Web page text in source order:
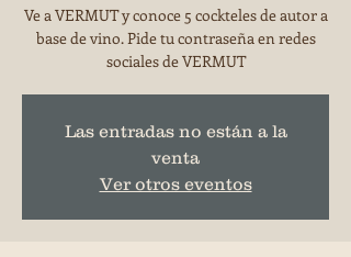
Ve a VERMUT y conoce 5 cockteles de autor a
base de vino. Pide tu contraseña en redes
sociales de VERMUT
Las entradas no están a la
venta
Ver otros eventos